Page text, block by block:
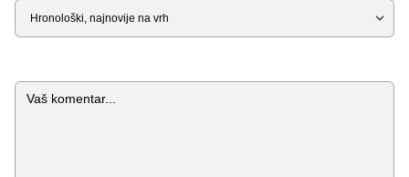
Sortiraj
Komentar